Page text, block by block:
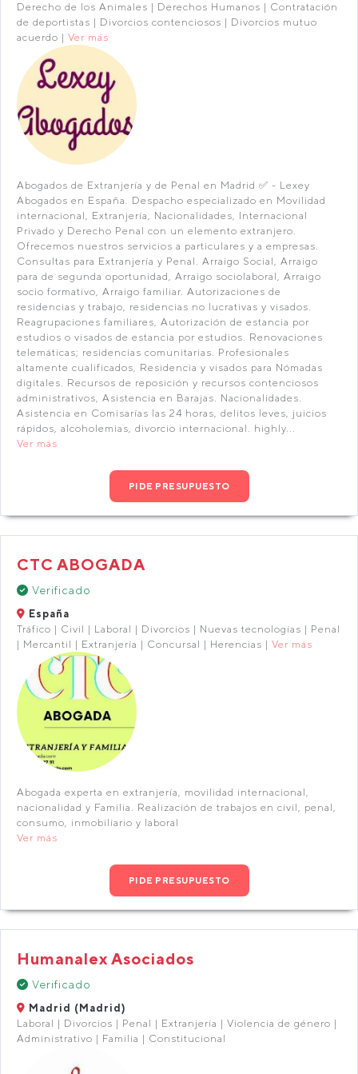
Derecho de los Animales | Derechos Humanos | Contratación
de deportistas | Divorcios contenciosos | Divorcios mutuo
acuerdo | Ver más
Abogados de Extranjería y de Penal en Madrid ✅ - Lexey
Abogados en España. Despacho especializado en Movilidad
internacional, Extranjería, Nacionalidades, Internacional
Privado y Derecho Penal con un elemento extranjero.
Ofrecemos nuestros servicios a particulares y a empresas.
Consultas para Extranjería y Penal. Arraigo Social, Arraigo
para de segunda oportunidad, Arraigo sociolaboral, Arraigo
socio formativo, Arraigo familiar. Autorizaciones de
residencias y trabajo, residencias no lucrativas y visados.
Reagrupaciones familiares, Autorización de estancia por
estudios o visados de estancia por estudios. Renovaciones
telemáticas; residencias comunitarias. Profesionales
altamente cualificados, Residencia y visados para Nómadas
digitales. Recursos de reposición y recursos contenciosos
administrativos, Asistencia en Barajas. Nacionalidades.
Asistencia en Comisarías las 24 horas, delitos leves, juicios
rápidos, alcoholemias, divorcio internacional. highly...
Ver más
PIDE PRESUPUESTO
CTC ABOGADA
Verificado
España
Tráfico | Civil | Laboral | Divorcios | Nuevas tecnologías | Penal
| Mercantil | Extranjería | Concursal | Herencias | Ver más
Abogada experta en extranjería, movilidad internacional,
nacionalidad y Familia. Realización de trabajos en civil, penal,
consumo, inmobiliario y laboral
Ver más
PIDE PRESUPUESTO
Humanalex Asociados
Verificado
Madrid (Madrid)
Laboral | Divorcios | Penal | Extranjería | Violencia de género |
Administrativo | Familia | Constitucional